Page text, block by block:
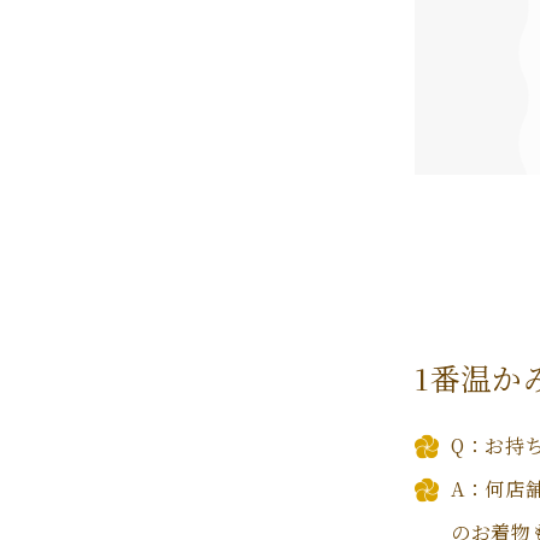
1番温か
Q：お持
A：何店
のお着物